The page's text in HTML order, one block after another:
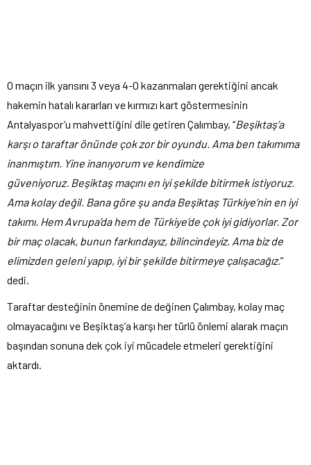
O maçın ilk yarısını 3 veya 4-0 kazanmaları gerektiğini ancak
hakemin hatalı kararları ve kırmızı kart göstermesinin
Antalyaspor’u mahvettiğini dile getiren Çalımbay, “Beşiktaş’a
karşı o taraftar önünde çok zor bir oyundu. Ama ben takımıma
inanmıştım. Yine inanıyorum ve kendimize
güveniyoruz. Beşiktaş maçını en iyi şekilde bitirmek istiyoruz.
Ama kolay değil. Bana göre şu anda Beşiktaş Türkiye’nin en iyi
takımı. Hem Avrupa’da hem de Türkiye’de çok iyi gidiyorlar. Zor
bir maç olacak, bunun farkındayız, bilincindeyiz. Ama biz de
elimizden geleni yapıp, iyi bir şekilde bitirmeye çalışacağız.”
dedi.
Taraftar desteğinin önemine de değinen Çalımbay, kolay maç
olmayacağını ve Beşiktaş’a karşı her türlü önlemi alarak maçın
başından sonuna dek çok iyi mücadele etmeleri gerektiğini
aktardı.